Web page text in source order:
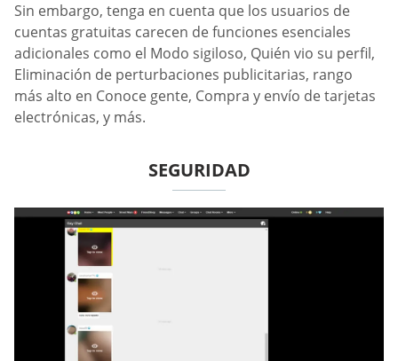
Sin embargo, tenga en cuenta que los usuarios de
cuentas gratuitas carecen de funciones esenciales
adicionales como el Modo sigiloso, Quién vio su perfil,
Eliminación de perturbaciones publicitarias, rango
más alto en Conoce gente, Compra y envío de tarjetas
electrónicas, y más.
SEGURIDAD